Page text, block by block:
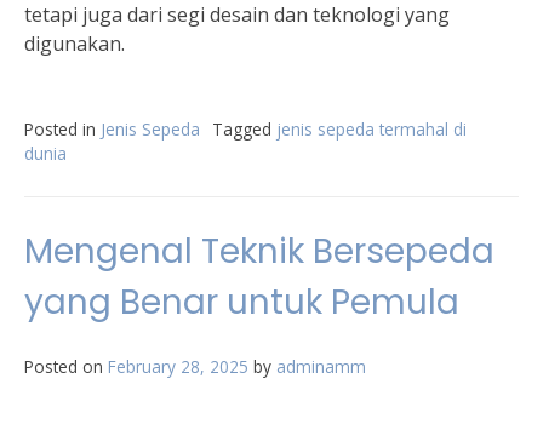
tetapi juga dari segi desain dan teknologi yang
digunakan.
Posted in Jenis Sepeda Tagged jenis sepeda termahal di
dunia
Mengenal Teknik Bersepeda
yang Benar untuk Pemula
Posted on February 28, 2025 by adminamm